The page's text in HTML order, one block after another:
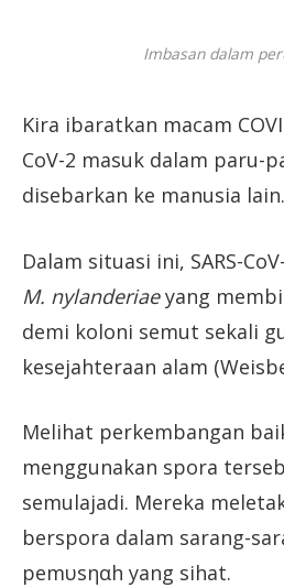
Imbasan dalam
Kira ibaratkan macam
CoV-2 masuk dalam paru-
disebarkan ke manusia lain.
Dalam situasi ini, SARS-
M. nylanderiaeyang
demi koloni semut sekali
kesejahteraan alam
Melihat perkembangan
menggunakan spora
semulajadi. Mereka
berspora dalam sarang-
pemυsηαh yang sihat.